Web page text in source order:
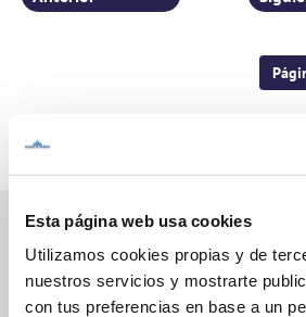
Esta página web usa cookies
Utilizamos cookies propias y de
nuestros servicios y mostrarte
con tus preferencias en base a un
Inicio